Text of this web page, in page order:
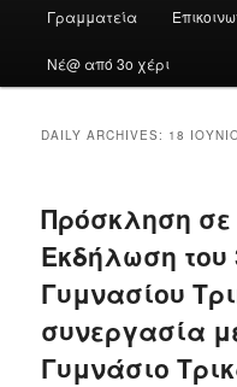
Γραμματεία
Νέ@ από 3ο χέρι
DAILY ARCHIVES: 18
Πρόσκληση σε
Εκδήλωση του
Γυμνασίου
συνεργασία
Γυμνάσιο